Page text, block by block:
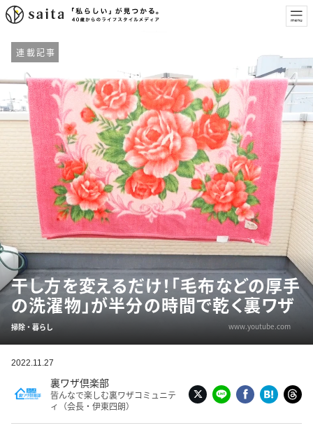
連載記事
干し方を変えるだけ！「毛布などの厚手
の洗濯物」が半分の時間で乾く裏ワザ
掃除・暮らし www.youtube.com
2022.11.27
裏ワザ倶楽部
皆んなで楽しむ裏ワザコミュニテ
ィ（会長・伊東四朗）